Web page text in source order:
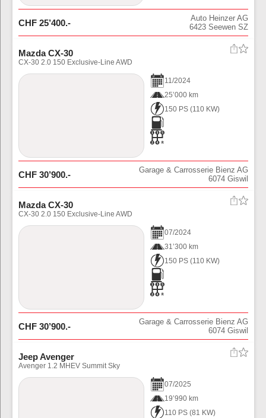
CHF 25’400.-
Auto Heinzer AG
6423 Seewen SZ
Mazda CX-30
CX-30 2.0 150 Exclusive-Line AWD
11/2024
25’000 km
150 PS (110 KW)
CHF 30’900.-
Garage & Carrosserie Bienz AG
6074 Giswil
Mazda CX-30
CX-30 2.0 150 Exclusive-Line AWD
07/2024
31’300 km
150 PS (110 KW)
CHF 30’900.-
Garage & Carrosserie Bienz AG
6074 Giswil
Jeep Avenger
Avenger 1.2 MHEV Summit Sky
07/2025
19’990 km
110 PS (81 KW)